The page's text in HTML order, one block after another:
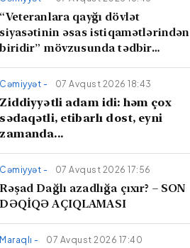
“Veteranlara qayğı dövlət
siyasətinin əsas istiqamətlərindən
biridir” mövzusunda tədbir
Cəmiyyət - 07 Avqust 2026 18:43
Ziddiyyətli adam idi: həm çox
sədaqətli, etibarlı dost, eyni
zamanda...
Cəmiyyət - 07 Avqust 2026 17:56
Rəşad Dağlı azadlığa çıxır? – SON
DƏQİQƏ AÇIQLAMASI
Maraqlı - 07 Avqust 2026 17:40